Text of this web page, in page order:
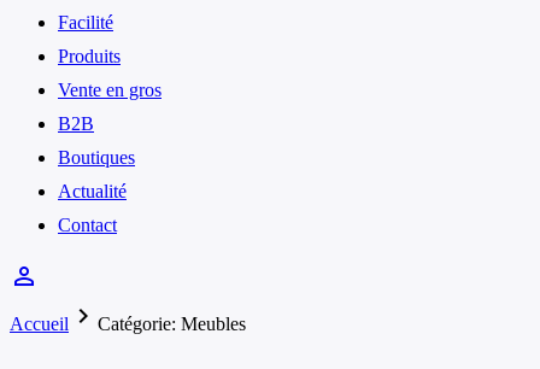
Facilité
Produits
Vente en gros
B2B
Boutiques
Actualité
Contact
person_outline
Accueil chevron_right Catégorie: Meubles